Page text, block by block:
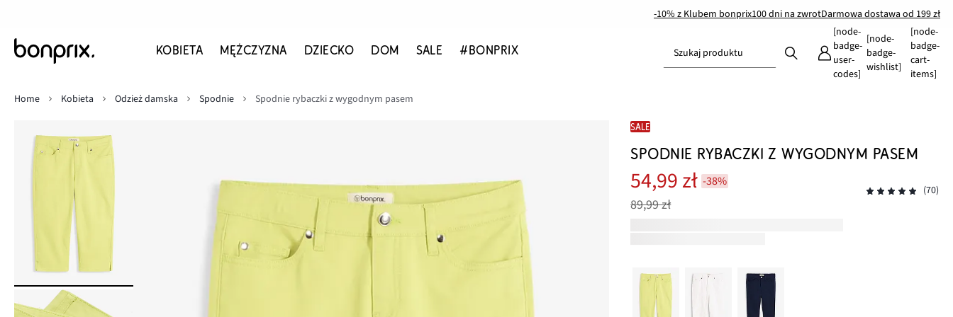
-10% z Klubem bonprix100 dni na zwrotDarmowa dostawa od 199 zł
KOBIETA MĘŻCZYZNA DZIECKO DOM SALE #BONPRIX Szukaj produktu
[node-
badge-
user-
codes]
[node-
badge-
wishlist]
[node-
badge-
cart-
items]
Home
Kobieta Odzież damska Spodnie Spodnie rybaczki z wygodnym pasem
SALE
SPODNIE RYBACZKI Z WYGODNYM PASEM
54,99 zł -38%
89,99 zł
(70)